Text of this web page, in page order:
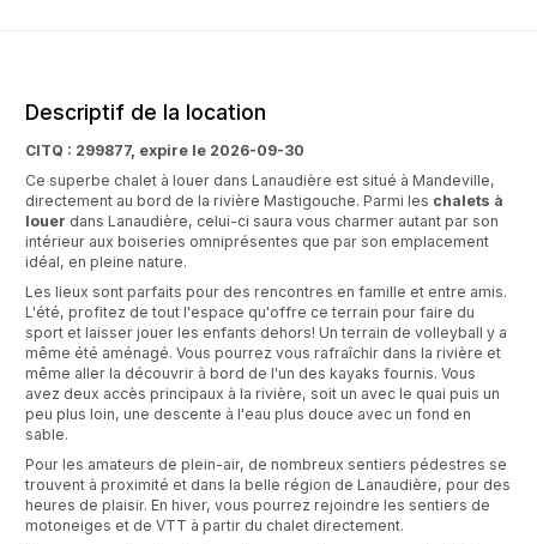
Descriptif de la location
CITQ : 299877, expire le 2026-09-30
Ce superbe chalet à louer dans Lanaudière est situé à Mandeville,
directement au bord de la rivière Mastigouche. Parmi les chalets à
louer dans Lanaudière, celui-ci saura vous charmer autant par son
intérieur aux boiseries omniprésentes que par son emplacement
idéal, en pleine nature.
Les lieux sont parfaits pour des rencontres en famille et entre amis.
L'été, profitez de tout l'espace qu'offre ce terrain pour faire du
sport et laisser jouer les enfants dehors! Un terrain de volleyball y a
même été aménagé. Vous pourrez vous rafraîchir dans la rivière et
même aller la découvrir à bord de l'un des kayaks fournis. Vous
avez deux accès principaux à la rivière, soit un avec le quai puis un
peu plus loin, une descente à l'eau plus douce avec un fond en
sable.
Pour les amateurs de plein-air, de nombreux sentiers pédestres se
trouvent à proximité et dans la belle région de Lanaudière, pour des
heures de plaisir. En hiver, vous pourrez rejoindre les sentiers de
motoneiges et de VTT à partir du chalet directement.